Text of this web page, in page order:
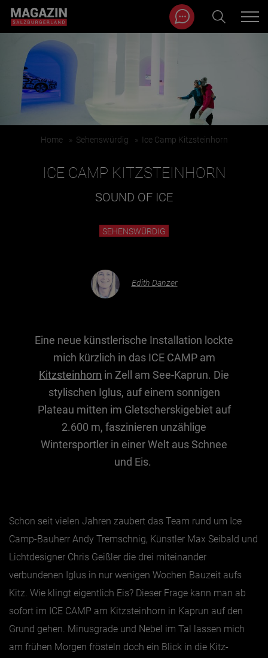
Zum Inhalt springen
BEITRÄGE IN MEINER NÄHE
BEITRÄGE IN MEINER NÄHE ANZEIGEN
Gesundheit
Nachhaltigkeit
Kunst & Kultur
BEITRÄGE NACH MONAT
Februar
März
April
Mai
Magazin durchsuchen...
Home » Sehenswürdig » Ice Camp Kitzsteinhorn
ICE CAMP KITZSTEINHORN
SOUND OF ICE
SEHENSWÜRDIG
Edith Danzer
Eine neue künstlerische Installation lockte
mich kürzlich in das ICE CAMP am
Kitzsteinhorn in Zell am See-Kaprun. Die
stylischen Iglus, auf einem sonnigen
Plateau mitten im Gletscherskigebiet auf
2.600 m, faszinieren unzählige
Wintersportler in einer Welt aus Schnee
und Eis.
Schon seit vielen Jahren zaubert das Team rund um Ice
Camp-Bauherr Andy Tremschnig, Künstler Max Seibald und
Lichtdesigner Chris Geißler die drei miteinander
verbundenen Iglus in nur wenigen Wochen Bauzeit aufs
Kitz. Wie klingt eigentlich Eis? Dieser Frage kann man ab
sofort im ICE CAMP am Kitzsteinhorn in Kaprun auf den
Grund gehen. Minusgrade und Nebel im Tal lassen mich
am frühen Morgen frösteln doch ein Blick in die Kitz-